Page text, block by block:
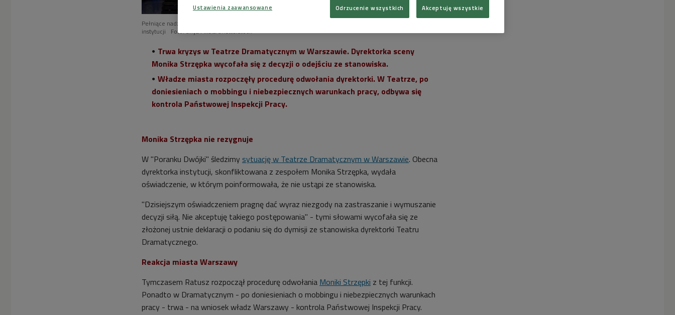
Pełniące nadzór nad Teatrem Dramatycznym miasto stołeczne Warszawa zapowiedziało kontrolę w
instytucji
Foto: Sriya Pixels/Shutterstock
Trwa kryzys w Teatrze Dramatycznym w Warszawie. Dyrektorka sceny
Monika Strzępka wycofała się z decyzji o odejściu ze stanowiska.
Władze miasta rozpoczęły procedurę odwołania dyrektorki. W Teatrze, po
doniesieniach o mobbingu i niebezpiecznych warunkach pracy, odbywa się
kontrola Państwowej Inspekcji Pracy.
Monika Strzępka nie rezygnuje
W "Poranku Dwójki" śledzimy sytuację w Teatrze Dramatycznym w Warszawie. Obecna
dyrektorka instytucji, skonfliktowana z zespołem Monika Strzępka, wydała
oświadczenie, w którym poinformowała, że nie ustąpi ze stanowiska.
"Dzisiejszym oświadczeniem pragnę dać wyraz niezgody na zastraszanie i wymuszanie
decyzji siłą. Nie akceptuję takiego postępowania" - tymi słowami wycofała się ze
złożonej ustnie deklaracji o podaniu się do dymisji ze stanowiska dyrektorki Teatru
Dramatycznego.
Reakcja miasta Warszawy
Tymczasem Ratusz rozpoczął procedurę odwołania Moniki Strzępki z tej funkcji.
Ponadto w Dramatycznym - po doniesieniach o mobbingu i niebezpiecznych warunkach
pracy - trwa - na wniosek władz Warszawy - kontrola Państwowej Inspekcji Pracy.
Ustawienia zaawansowane Odrzucenie wszystkich Akceptuję wszystkie